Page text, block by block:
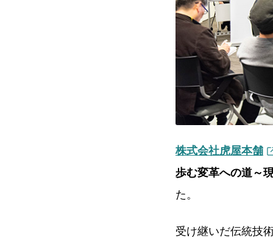
株式会社虎屋本舗
歩む変革への道～
た。
受け継いだ伝統技